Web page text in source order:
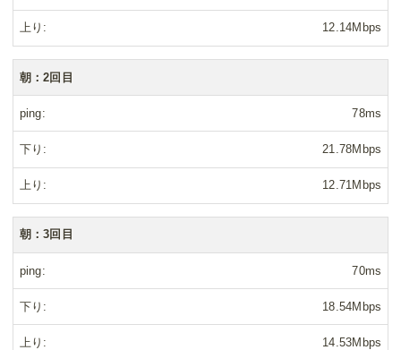
上り 12.14Mbps
朝：2回目
ping 78ms
下り 21.78Mbps
上り 12.71Mbps
朝：3回目
ping 70ms
下り 18.54Mbps
上り 14.53Mbps